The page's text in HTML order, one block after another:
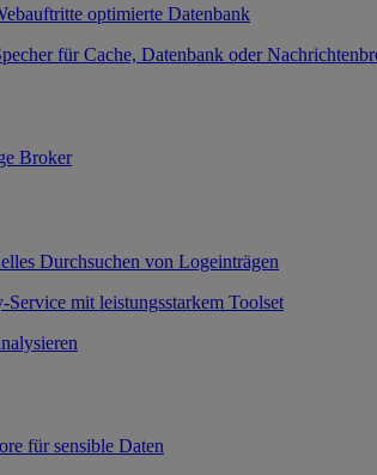
optimierte Datenbank
für Cache, Datenbank oder
Broker
Durchsuchen von Logeinträgen
mit leistungsstarkem Toolset
für sensible Daten